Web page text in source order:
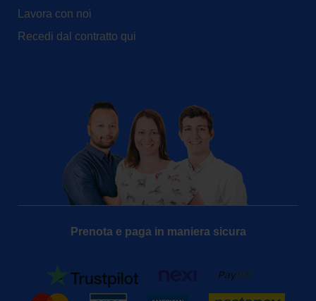
Lavora con noi
Recedi dal contratto qui
Prenota e paga in maniera sicura